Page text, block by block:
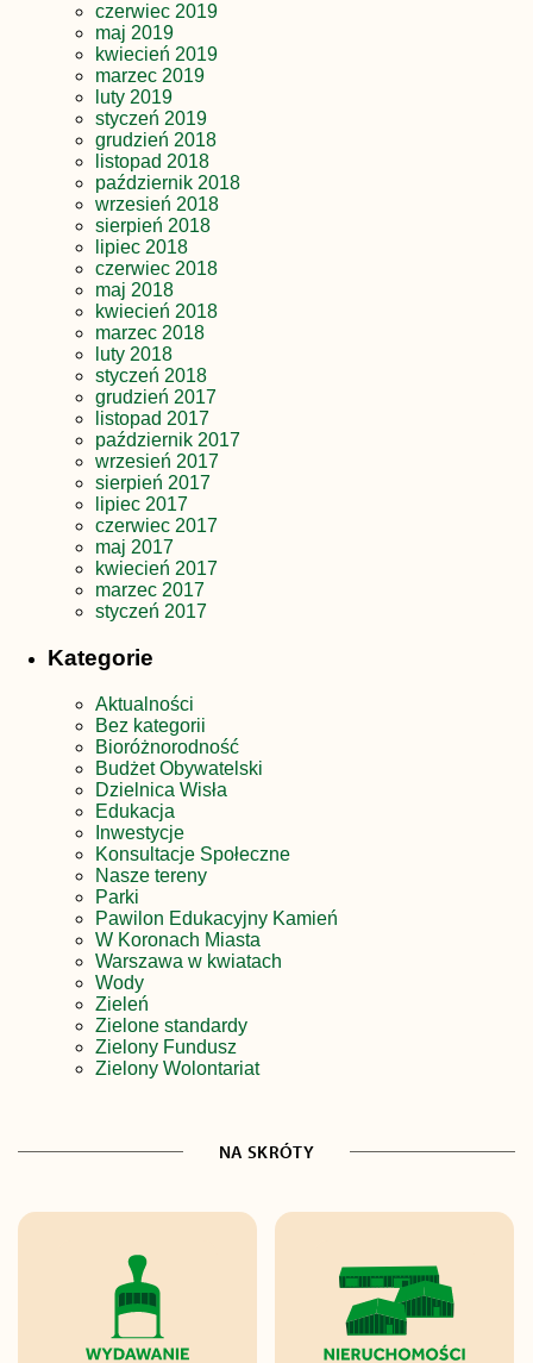
czerwiec 2019
maj 2019
kwiecień 2019
marzec 2019
luty 2019
styczeń 2019
grudzień 2018
listopad 2018
październik 2018
wrzesień 2018
sierpień 2018
lipiec 2018
czerwiec 2018
maj 2018
kwiecień 2018
marzec 2018
luty 2018
styczeń 2018
grudzień 2017
listopad 2017
październik 2017
wrzesień 2017
sierpień 2017
lipiec 2017
czerwiec 2017
maj 2017
kwiecień 2017
marzec 2017
styczeń 2017
Kategorie
Aktualności
Bez kategorii
Bioróżnorodność
Budżet Obywatelski
Dzielnica Wisła
Edukacja
Inwestycje
Konsultacje Społeczne
Nasze tereny
Parki
Pawilon Edukacyjny Kamień
W Koronach Miasta
Warszawa w kwiatach
Wody
Zieleń
Zielone standardy
Zielony Fundusz
Zielony Wolontariat
NA SKRÓTY